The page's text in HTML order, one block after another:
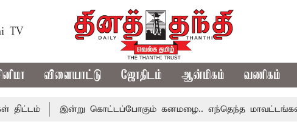
TV
விளையாட்டு ஜோதிடம் ஆன்மிகம் வணிகம்
இன்று கொட்டப்போகும் கனமழை.. எந்தெந்த மாவட்டங்களில்